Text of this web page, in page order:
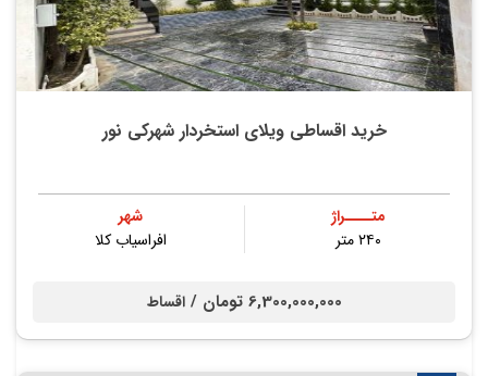
خرید اقساطی ویلای استخردار شهرکی نور
متــــراژ
۲۴۰ متر
شهر
افراسیاب کلا
6,300,000,000 تومان / اقساط